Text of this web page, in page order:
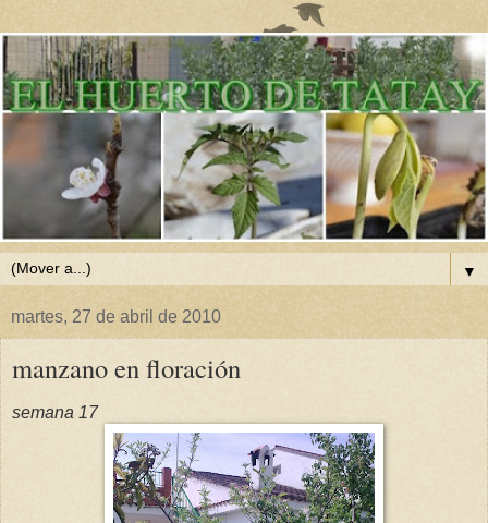
▼
martes, 27 de abril de 2010
manzano en floración
semana 17